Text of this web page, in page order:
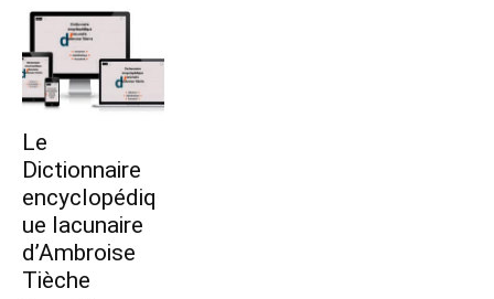
Le
Dictionnaire
encyclopédiq
ue lacunaire
d’Ambroise
Tièche